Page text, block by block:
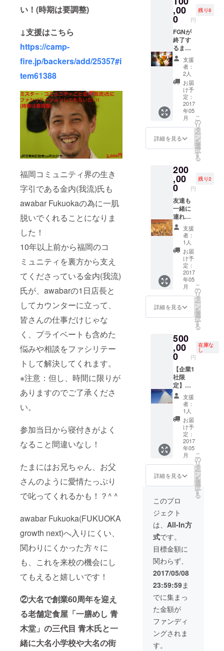
い！(時期は要調整)
↓支援はこちら
https://camp-
fire.jp/backers/add/25357#i
tem61388
福岡コミュニティ界の生き
字引である金内(我流)氏も
awabar Fukuokaの為に一肌
脱いでくれることになりま
した！
10年以上前から福岡のコ
ミュニティを裏方から支え
てくださっている金内(我流)
氏が、awabarの1日店長と
してカウンターに立って、
皆さんの仕事だけじゃな
く、プライベートも含めた
悩みや相談をファシリテー
トして解決してくれます。
※注意：但し、時間に限りが
ありますのでご了承くださ
い。
参加当日から寝付きがよく
なること間違いなし！
たまにはお兄ちゃん、お父
さんのように愛情たっぷり
で叱ってくれるかも！？^ ^
awabar Fukuoka(FUKUOKA
growth next)へ入りにくい、
関わりにくかった方々に
も、これを来校の機会にし
てもえると嬉しいです！
②大名で創業60周年を迎え
る老舗定食屋「一膳めし 青
木堂」の三代目 青木氏と一
緒に大名小学校や大名の街
ムボー
ドにお
名前を
記載 ・
ステッ
カーを
貼る ＊
券は来
店時お
渡しと
なりま
を送信
・ネー
ムボー
ドにお
名前を
記載 ・
ステッ
カーを
貼る ＊
券は来
店時お
渡しと
なりま
,00
0 円
残り8
FGNが
終了す
るまで
飲みに
行く
ぞ！
オー
ナー ・
FGNが
終了す
るまで1
杯目無
料券
(2018年
9月まで
間) →
約
326,400
円分相
当が無
料！ ・
awabar
fukuok
a より
お礼の
メール
を送信
・ネー
ムボー
ドにお
名前を
記載 ・
ステッ
カーを
店時お
渡しと
なりま
す
支援
者：
2人
お届
け予
定：
2017
年05
月
詳細を見る
こ
の
リ
タ
ー
ン
を
選
択
す
る
200
,00
0 円
残り2
友達も
一緒に
連れて
FGNが
終了す
るまで
飲みに
行きつ
づける
オー
ナー ・
FGNが
終了す
るまで
本人+同
伴者1名
料券
(2018年
9月まで
の約
17ヶ月
間) →
約
652,800
円分相
当が無
料！も
ちろ
ん、ご
本人だ
けの使
用も
OK！ ・
awabar
fukuok
お礼の
メール
を送信
・ネー
ムボー
ドにお
名前を
記載 ・
ステッ
カーを
貼る ＊
券は来
店時お
渡しと
なりま
す
支援
者：
1人
お届
け予
定：
2017
年05
月
詳細を見る
こ
の
リ
タ
ー
ン
を
選
択
す
る
500
,00
0 円
在庫な
し
【企業1
社限
定】福
岡流お
もてな
しオー
ナー ・
社員様
でも外
部の方
でも1杯
目無料
(2,000
杯分の
み) 1
日5杯飲
んでも
17ヶ月
は飲み
続けれ
る！接
待など
にご利
用くだ
さい。
→約
1,600,0
00円分
相当が
無料！
・
awabar
fukuok
a より
支援
者：
1人
お届
け予
定：
2017
年05
月
詳細を見る
こ
の
リ
タ
ー
ン
を
選
択
す
る
このプロ
ジェクト
は、 All-In方
式です。
目標金額に
関わらず、
2017/05/08
23:59:59ま
でに集まっ
た金額が
ファンディ
ングされま
す。